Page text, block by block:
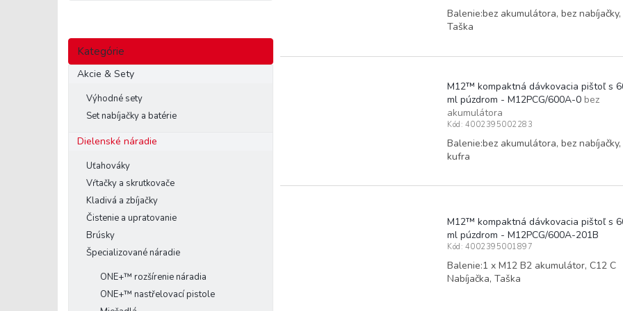
Preskočiť
kategórie
Kategórie
Akcie & Sety
Výhodné sety
Set nabíjačky a batérie
Dielenské náradie
Uťahováky
Vŕtačky a skrutkovače
Kladivá a zbíjačky
Čistenie a upratovanie
Brúsky
Špecializované náradie
ONE+™ rozšírenie náradia
ONE+™ nastřelovací pistole
Balenie:bez akumulátora, bez nabíjačky,
Taška
M12™ kompaktná dávkovacia pištoľ s
ml púzdrom - M12PCG/600A-0 bez
akumulátora
Kód: 4002395002283
Balenie:bez akumulátora, bez
kufra
M12™ kompaktná dávkovacia pištoľ s
ml púzdrom - M12PCG/600A-201B
Kód: 4002395001897
Balenie:1 x M12 B2 akumulátor, C12 C
Nabíjačka, Taška